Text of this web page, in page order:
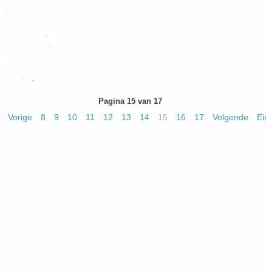
Pagina 15 van 17
Vorige 8 9 10 11 12 13 14 15 16 17 Volgende